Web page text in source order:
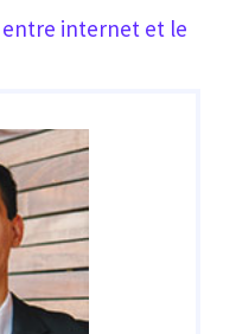
internet et le